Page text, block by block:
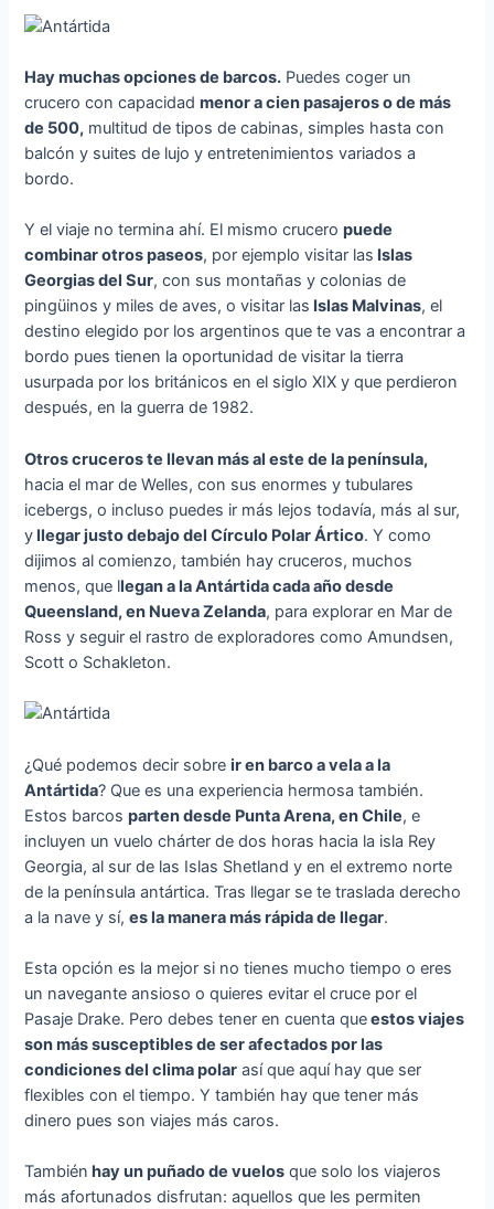
Hay muchas opciones de barcos. Puedes coger un
crucero con capacidadmenor a cien pasajeros o de más
de 500, multitud de tipos de cabinas, simples hasta con
balcón y suites de lujo y entretenimientos variados a
bordo.
Y el viaje no termina ahí. El mismo cruceropuede
combinar otros paseos, por ejemplo visitar las Islas
Georgias del Sur, con sus montañas y colonias de
pingüinos y miles de aves, o visitar las Islas Malvinas, el
destino elegido por los argentinos que te vas a encontrar a
bordo pues tienen la oportunidad de visitar la tierra
usurpada por los británicos en el siglo XIX y que perdieron
después, en la guerra de 1982.
Otros cruceros te llevan más al este de la península,
hacia el mar de Welles, con sus enormes y tubulares
icebergs, o incluso puedes ir más lejos todavía, más al sur,
yllegar justo debajo del Círculo Polar Ártico. Y como
dijimos al comienzo, también hay cruceros, muchos
menos, que llegan a la Antártida cada año desde
Queensland, en Nueva Zelanda, para explorar en Mar de
Ross y seguir el rastro de exploradores como Amundsen,
Scott o Schakleton.
¿Qué podemos decir sobreir en barco a vela a la
Antártida? Que es una experiencia hermosa también.
Estos barcosparten desde Punta Arena, en Chile, e
incluyen un vuelo chárter de dos horas hacia la isla Rey
Georgia, al sur de las Islas Shetland y en el extremo norte
de la península antártica. Tras llegar se te traslada derecho
a la nave y sí,es la manera más rápida de llegar.
Esta opción es la mejor si no tienes mucho tiempo o eres
un navegante ansioso o quieres evitar el cruce por el
Pasaje Drake. Pero debes tener en cuenta queestos viajes
son más susceptibles de ser afectados por las
condiciones del clima polar así que aquí hay que ser
flexibles con el tiempo. Y también hay que tener más
dinero pues son viajes más caros.
También hay un puñado de vuelos que solo los viajeros
más afortunados disfrutan: aquellos que les permiten